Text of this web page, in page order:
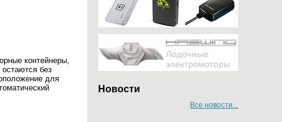
контейнеры,
без
для
Новости
Все новости...